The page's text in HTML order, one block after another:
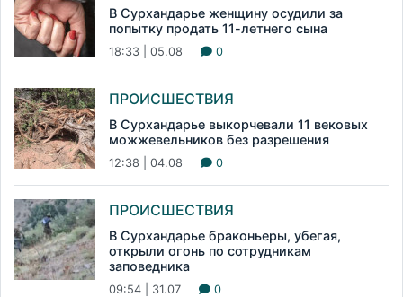
В Сурхандарье женщину осудили за
попытку продать 11-летнего сына
18:33 | 05.08 0
ПРОИСШЕСТВИЯ
В Сурхандарье выкорчевали 11 вековых
можжевельников без разрешения
12:38 | 04.08 0
ПРОИСШЕСТВИЯ
В Сурхандарье браконьеры, убегая,
открыли огонь по сотрудникам
заповедника
09:54 | 31.07 0